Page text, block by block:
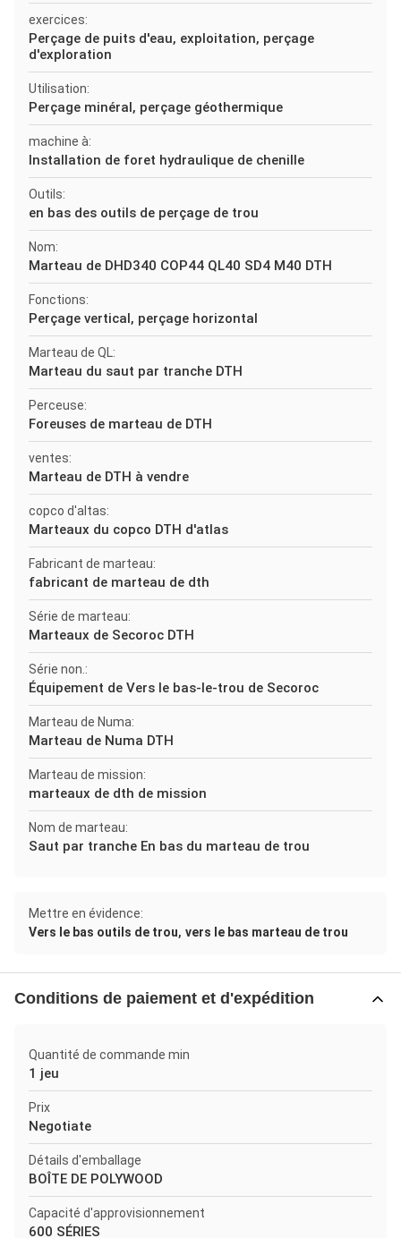
exercices:
Perçage de puits d'eau, exploitation, perçage
d'exploration
Utilisation:
Perçage minéral, perçage géothermique
machine à:
Installation de foret hydraulique de chenille
Outils:
en bas des outils de perçage de trou
Nom:
Marteau de DHD340 COP44 QL40 SD4 M40 DTH
Fonctions:
Perçage vertical, perçage horizontal
Marteau de QL:
Marteau du saut par tranche DTH
Perceuse:
Foreuses de marteau de DTH
ventes:
Marteau de DTH à vendre
copco d'altas:
Marteaux du copco DTH d'atlas
Fabricant de marteau:
fabricant de marteau de dth
Série de marteau:
Marteaux de Secoroc DTH
Série non.:
Équipement de Vers le bas-le-trou de Secoroc
Marteau de Numa:
Marteau de Numa DTH
Marteau de mission:
marteaux de dth de mission
Nom de marteau:
Saut par tranche En bas du marteau de trou
Mettre en évidence:
Vers le bas outils de trou, vers le bas marteau de trou
Conditions de paiement et d'expédition
Quantité de commande min
1 jeu
Prix
Negotiate
Détails d'emballage
BOÎTE DE POLYWOOD
Capacité d'approvisionnement
600 SÉRIES